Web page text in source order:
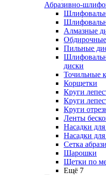
Абразивно-
Алмазные
Пильные
диски
Точильные
Корщетки
Круги
Круги
Круги
Ленты
Насадки для
Насадки
Сетка
Шарошки
Щетки по
Ещё 7